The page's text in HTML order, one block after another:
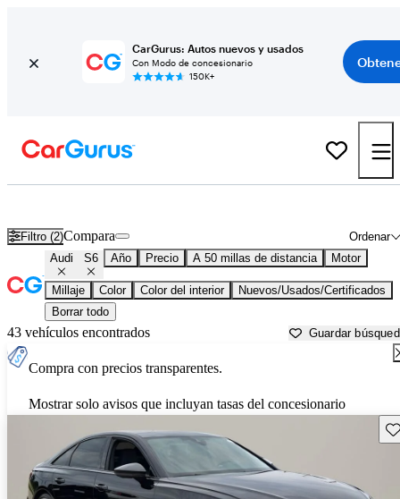
CarGurus: Autos nuevos y usados
Con Modo de concesionario
150K+
Filtro (2) Ordenar
Compara
Audi S6 Año Precio A 50 millas de distancia Motor
Millaje Color Color del interior
Nuevos/Usados/Certificados
Borrar todo
43 vehículos encontrados Guardar
Compra con precios transparentes.
Mostrar solo avisos que incluyan tasas del concesionario